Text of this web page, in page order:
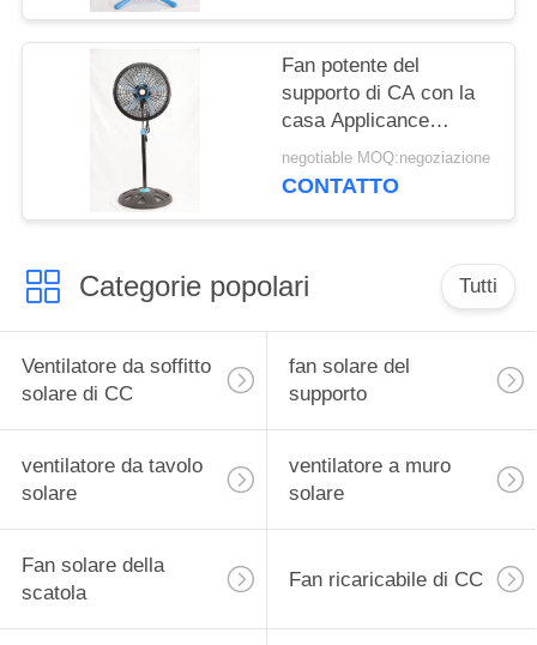
Fan potente del
supporto di CA con la
casa Applicance
dell'indicatore del LED
3/5 di lama dei pp
negotiable MOQ:negoziazione
CONTATTO
Categorie popolari Tutti
Ventilatore da soffitto
solare di CC
fan solare del
supporto
ventilatore da tavolo
solare
ventilatore a muro
solare
Fan solare della
scatola
Fan ricaricabile di CC